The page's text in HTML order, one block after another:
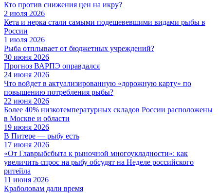
Кто против снижения цен на икру?
2 июля 2026
Кета и нерка стали самыми подешевевшими видами рыбы в
России
1 июля 2026
Рыба отплывает от бюджетных учреждений?
30 июня 2026
Прогноз ВАРПЭ оправдался
24 июня 2026
Что войдет в актуализированную «дорожную карту» по
повышению потребления рыбы?
22 июня 2026
Более 40% низкотемпературных складов России расположены
в Москве и области
19 июня 2026
В Питере — рыбу есть
17 июня 2026
«От Главрыбсбыта к рыночной многоукладности»: как
увеличить спрос на рыбу обсудят на Неделе российского
ритейла
11 июня 2026
Краболовам дали время